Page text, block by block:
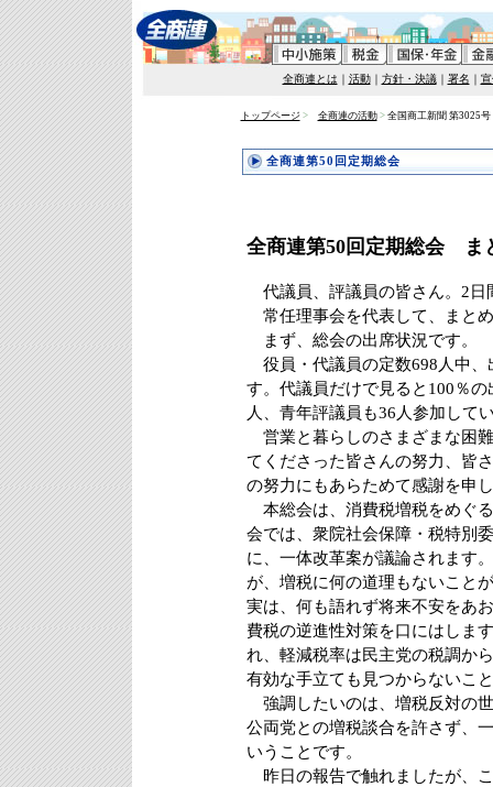
全商連とは ｜ 活動｜ 方針・決議｜ 署名 ｜
トップページ > 全商連の活動 >全国商工新聞 第3025号
全商連第50回定期総会
全商連第50回定期総会
代議員、評議員の皆さん。2日
常任理事会を代表して、まと
まず、総会の出席状況です。
役員・代議員の定数698人中、
す。代議員だけで見ると100％
人、青年評議員も36人参加して
営業と暮らしのさまざまな困
てくださった皆さんの努力、皆
の努力にもあらためて感謝を申
本総会は、消費税増税をめぐ
会では、衆院社会保障・税特別
に、一体改革案が議論されます
が、増税に何の道理もないこと
実は、何も語れず将来不安をあ
費税の逆進性対策を口にはしま
れ、軽減税率は民主党の税調か
有効な手立ても見つからないこ
強調したいのは、増税反対の
公両党との増税談合を許さず、
いうことです。
昨日の報告で触れましたが、